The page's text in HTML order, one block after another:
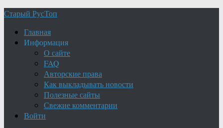
Старый РусТоп
Главная
Информация
О сайте
FAQ
Авторские права
Как выкладывать новости
Полезные сайты
Свежие комментарии
Войти